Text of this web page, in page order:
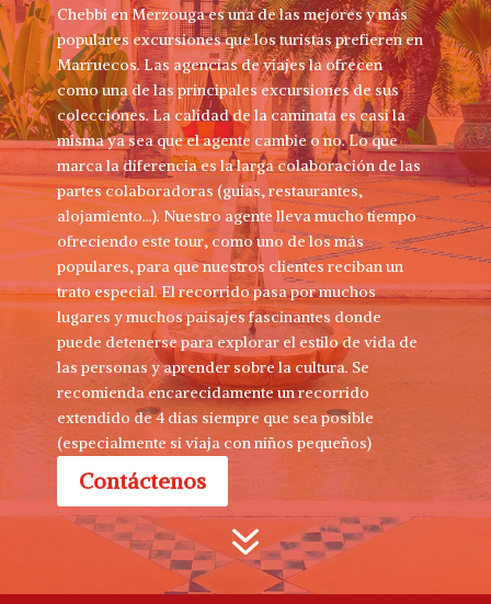
Chebbi en Merzouga es una de las mejores y más
populares excursiones que los turistas prefieren en
Marruecos. Las agencias de viajes la ofrecen
como una de las principales excursiones de sus
colecciones. La calidad de la caminata es casi la
misma ya sea que el agente cambie o no. Lo que
marca la diferencia es la larga colaboración de las
partes colaboradoras (guías, restaurantes,
alojamiento...). Nuestro agente lleva mucho tiempo
ofreciendo este tour, como uno de los más
populares, para que nuestros clientes reciban un
trato especial. El recorrido pasa por muchos
lugares y muchos paisajes fascinantes donde
puede detenerse para explorar el estilo de vida de
las personas y aprender sobre la cultura. Se
recomienda encarecidamente un recorrido
extendido de 4 días siempre que sea posible
(especialmente si viaja con niños pequeños)
Contáctenos
7